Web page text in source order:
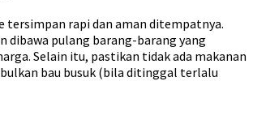
tersimpan rapi dan aman ditempatnya.
dibawa pulang barang-barang yang
Selain itu, pastikan tidak ada makanan
bau busuk (bila ditinggal terlalu